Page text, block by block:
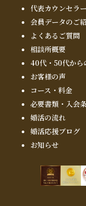
代表カウンセラ
会員データのご
よくあるご質問
相談所概要
40代・50代から
お客様の声
コース・料金
必要書類・入会
婚活の流れ
婚活応援ブログ
お知らせ